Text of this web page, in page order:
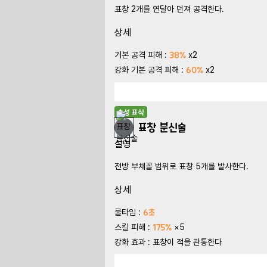
표창 2개를 연달아 던져 공격한다.
상세
기본 공격 피해 : 38% x2
강화 기본 공격 피해 : 60% x2
속성 표식
표창 분신술
설명
전방 부채꼴 범위로 표창 5개를 발사한다.
상세
쿨타임 : 6초
스킬 피해 : 175% ×5
강화 효과 : 표창이 적을 관통한다